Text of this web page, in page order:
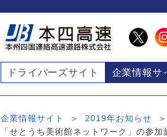
ドライバーズサイト 企業情報サ
企業情報サイト
2019年お知らせ
「せとうち美術館ネットワーク」の参